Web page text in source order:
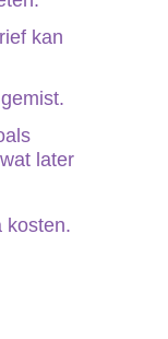
kan
later
kosten.